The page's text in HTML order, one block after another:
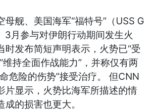
母舰、美国海军“福特号”（USS G
3月参与对伊朗行动期间发生火
时发布简短声明表示，火势已“受
维持全面作战能力”，并称仅有两
危险的伤势”接受治疗。 但CNN
片显示，火势比海军所描述的情
的损害也更大。